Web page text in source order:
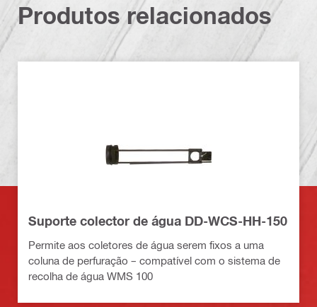
Produtos relacionados
Suporte colector de água DD-WCS-HH-150
Permite aos coletores de água serem fixos a uma
coluna de perfuração – compatível com o sistema de
recolha de água WMS 100